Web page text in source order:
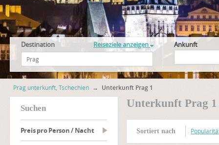
Destination Reiseziele anzeigen Ankunft
Prag unterkunft, Tschechien → Unterkunft Prag 1
suchen
Preis pro Person / Nacht
Unterkunft Prag 1
Sortiert nach